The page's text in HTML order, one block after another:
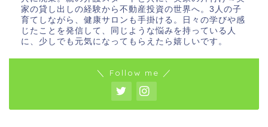
家の貸し出しの経験から不動産投資の世界へ。3人の子
育てしながら、健康サロンも手掛ける。日々の学びや感
じたことを発信して、同じような悩みを持っている人
に、少しでも元気になってもらえたら嬉しいです。
＼ Follow me ／